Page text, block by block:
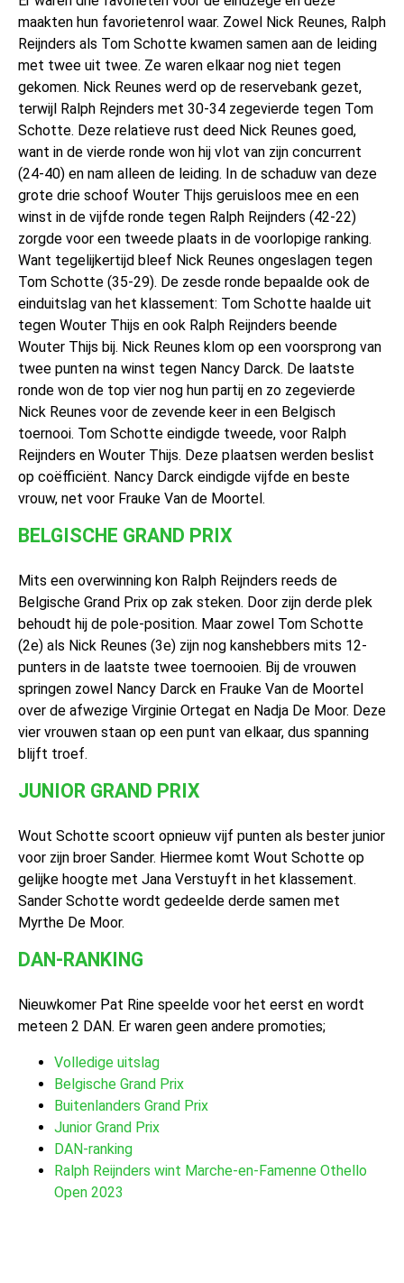
maakten hun favorietenrol waar. Zowel Nick Reunes, Ralph
Reijnders als Tom Schotte kwamen samen aan de leiding
met twee uit twee. Ze waren elkaar nog niet tegen
gekomen. Nick Reunes werd op de reservebank gezet,
terwijl Ralph Rejnders met 30-34 zegevierde tegen Tom
Schotte. Deze relatieve rust deed Nick Reunes goed,
want in de vierde ronde won hij vlot van zijn concurrent
(24-40) en nam alleen de leiding. In de schaduw van deze
grote drie schoof Wouter Thijs geruisloos mee en een
winst in de vijfde ronde tegen Ralph Reijnders (42-22)
zorgde voor een tweede plaats in de voorlopige ranking.
Want tegelijkertijd bleef Nick Reunes ongeslagen tegen
Tom Schotte (35-29). De zesde ronde bepaalde ook de
einduitslag van het klassement: Tom Schotte haalde uit
tegen Wouter Thijs en ook Ralph Reijnders beende
Wouter Thijs bij. Nick Reunes klom op een voorsprong van
twee punten na winst tegen Nancy Darck. De laatste
ronde won de top vier nog hun partij en zo zegevierde
Nick Reunes voor de zevende keer in een Belgisch
toernooi. Tom Schotte eindigde tweede, voor Ralph
Reijnders en Wouter Thijs. Deze plaatsen werden beslist
op coëfficiënt. Nancy Darck eindigde vijfde en beste
vrouw, net voor Frauke Van de Moortel.
BELGISCHE GRAND PRIX
Mits een overwinning kon Ralph Reijnders reeds de
Belgische Grand Prix op zak steken. Door zijn derde plek
behoudt hij de pole-position. Maar zowel Tom Schotte
(2e) als Nick Reunes (3e) zijn nog kanshebbers mits 12-
punters in de laatste twee toernooien. Bij de vrouwen
springen zowel Nancy Darck en Frauke Van de Moortel
over de afwezige Virginie Ortegat en Nadja De Moor. Deze
vier vrouwen staan op een punt van elkaar, dus spanning
blijft troef.
JUNIOR GRAND PRIX
Wout Schotte scoort opnieuw vijf punten als bester junior
voor zijn broer Sander. Hiermee komt Wout Schotte op
gelijke hoogte met Jana Verstuyft in het klassement.
Sander Schotte wordt gedeelde derde samen met
Myrthe De Moor.
DAN-RANKING
Nieuwkomer Pat Rine speelde voor het eerst en wordt
meteen 2 DAN. Er waren geen andere promoties;
Volledige uitslag
Belgische Grand Prix
Buitenlanders Grand Prix
Junior Grand Prix
DAN-ranking
Ralph Reijnders wint Marche-en-Famenne Othello
Open 2023